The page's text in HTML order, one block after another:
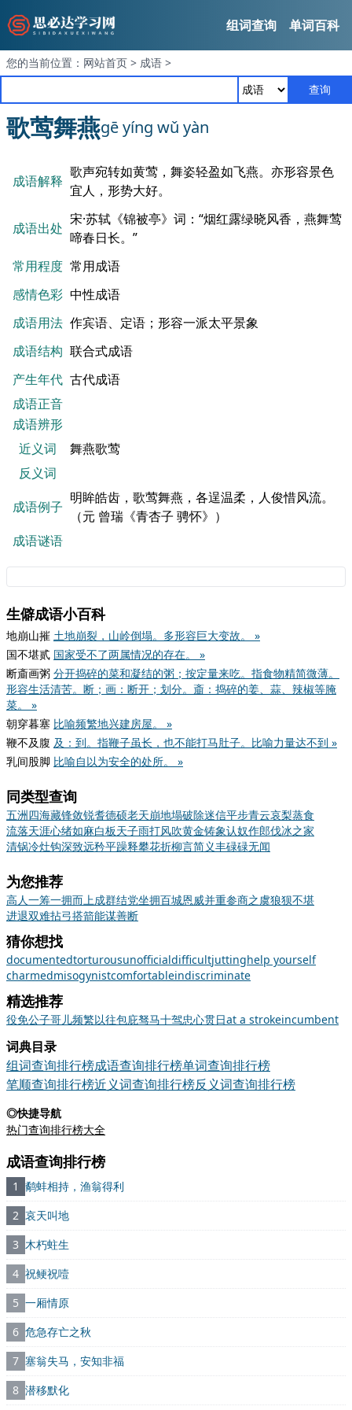
组词查询 单词百科
您的当前位置： 网站首页 > 成语 >
查询
歌莺舞燕gē yíng wǔ yàn
成语解释
歌声宛转如黄莺，舞姿轻盈如飞燕。亦形容景色
宜人，形势大好。
成语出处
宋·苏轼《锦被亭》词：“烟红露绿晓风香，燕舞莺
啼春日长。”
常用程度 常用成语
感情色彩 中性成语
成语用法 作宾语、定语；形容一派太平景象
成语结构 联合式成语
产生年代 古代成语
成语正音
成语辨形
近义词
舞燕歌莺
反义词
成语例子
明眸皓齿，歌莺舞燕，各逞温柔，人俊惜风流。
（元 曾瑞《青杏子 骋怀》）
成语谜语
生僻成语小百科
地崩山摧 土地崩裂，山岭倒塌。多形容巨大变故。 »
国不堪贰 国家受不了两属情况的存在。 »
断齑画粥 分开捣碎的菜和凝结的粥；按定量来吃。指食物精简微薄。
形容生活清苦。断；画：断开；划分。齑：捣碎的姜、蒜、辣椒等腌
菜。 »
朝穿暮塞 比喻频繁地兴建房屋。 »
鞭不及腹 及：到。指鞭子虽长，也不能打马肚子。比喻力量达不到 »
乳间股脚 比喻自以为安全的处所。 »
同类型查询
五洲四海藏锋敛锐耆德硕老天崩地塌破除迷信平步青云哀梨蒸食
流落天涯心绪如麻白板天子雨打风吹黄金铸象认奴作郎伐冰之家
清锅冷灶钩深致远矜平躁释攀花折柳言简义丰碌碌无闻
为您推荐
高人一筹一拥而上成群结党坐拥百城恩威并重参商之虞狼狈不堪
进退双难拈弓搭箭能谋善断
猜你想找
documentedtorturousunofficialdifficultjuttinghelp yourself
charmedmisogynistcomfortableindiscriminate
精选推荐
役免公子哥儿频繁以往包庇驽马十驾忠心贯日at a strokeincumbent
词典目录
组词查询排行榜成语查询排行榜单词查询排行榜
笔顺查询排行榜近义词查询排行榜反义词查询排行榜
◎快捷导航
热门查询排行榜大全
成语查询排行榜
1 鹬蚌相持，渔翁得利
2 哀天叫地
3 木朽蛀生
4 祝鲠祝噎
5 一厢情原
6 危急存亡之秋
7 塞翁失马，安知非福
8 潜移默化